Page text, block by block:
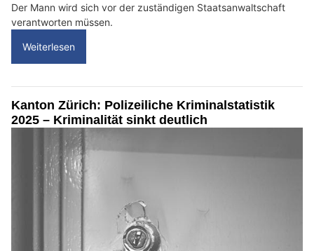
Der Mann wird sich vor der zuständigen Staatsanwaltschaft
verantworten müssen.
Weiterlesen
Kanton Zürich: Polizeiliche Kriminalstatistik
2025 – Kriminalität sinkt deutlich